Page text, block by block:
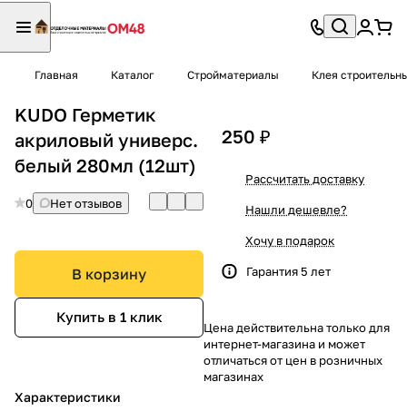
Главная Каталог Стройматериалы Клея
KUDO Герметик
акриловый универс.
белый 280мл (12шт)
0 Нет отзывов
В корзину
Купить в 1 клик
Характеристики
250 ₽
Рассчитать доставку
Нашли дешевле?
Хочу в подарок
Гарантия 5 лет
Цена действительна только для
интернет-магазина и может
отличаться от цен в розничных
магазинах